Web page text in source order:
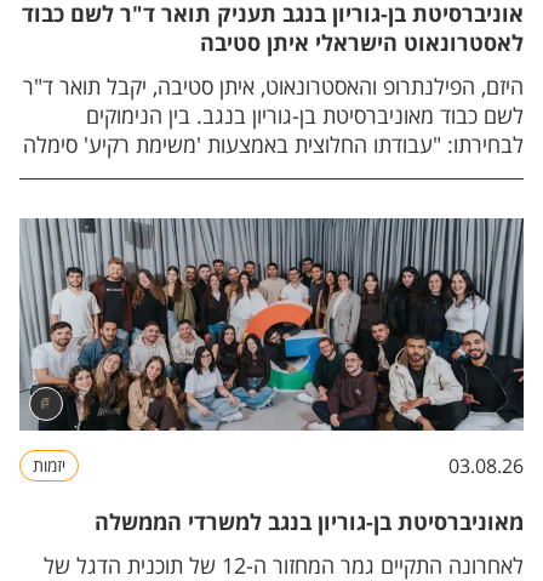
אוניברסיטת בן-גוריון בנגב תעניק תואר ד"ר לשם כבוד
לאסטרונאוט הישראלי איתן סטיבה
היזם, הפילנתרופ והאסטרונאוט, איתן סטיבה, יקבל תואר ד"ר
לשם כבוד מאוניברסיטת בן-גוריון בנגב. בין הנימוקים
לבחירתו: "עבודתו החלוצית באמצעות 'משימת רקיע' סימלה
התכנסות ייחודית של טכנולוגיה, חינוך וגאווה לאומית, וחיזקה
יזמות 03.08.26
מאוניברסיטת בן-גוריון בנגב למשרדי הממשלה
לאחרונה התקיים גמר המחזור ה-12 של תוכנית הדגל של